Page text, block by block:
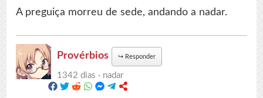
A preguiça morreu de sede, andando a nadar.
Provérbios ↪ Responder
1342 dias · nadar